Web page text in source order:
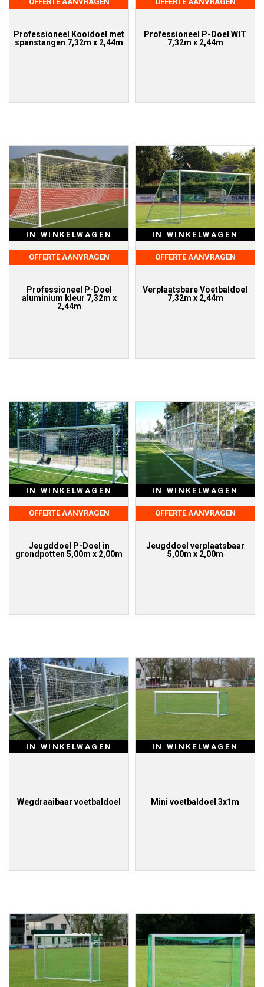
Professioneel Kooidoel met
spanstangen 7,32m x 2,44m
Professioneel P-Doel WIT
7,32m x 2,44m
IN WINKELWAGEN
OFFERTE AANVRAGEN
Professioneel P-Doel
aluminium kleur 7,32m x
2,44m
IN WINKELWAGEN
OFFERTE AANVRAGEN
Verplaatsbare Voetbaldoel
7,32m x 2,44m
IN WINKELWAGEN
OFFERTE AANVRAGEN
Jeugddoel P-Doel in
grondpotten 5,00m x 2,00m
IN WINKELWAGEN
OFFERTE AANVRAGEN
Jeugddoel verplaatsbaar
5,00m x 2,00m
IN WINKELWAGEN
Wegdraaibaar voetbaldoel
IN WINKELWAGEN
Mini voetbaldoel 3x1m